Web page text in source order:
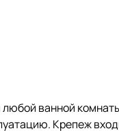
ванной
Крепеж